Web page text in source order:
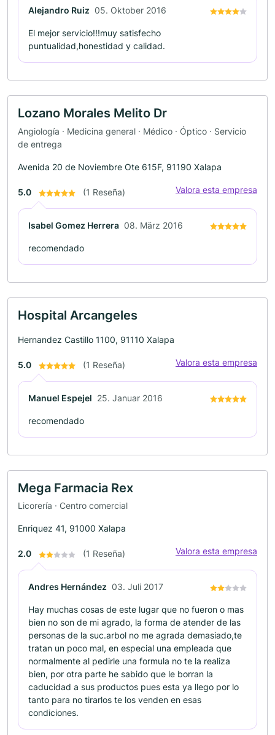
Alejandro Ruiz 05. Oktober 2016
El mejor servicio!!!muy satisfecho
puntualidad,honestidad y calidad.
Lozano Morales Melito Dr
Angiología · Medicina general · Médico · Óptico · Servicio
de entrega
Avenida 20 de Noviembre Ote 615F, 91190 Xalapa
5.0 (1 Reseña) Valora esta empresa
Isabel Gomez Herrera 08. März 2016
recomendado
Hospital Arcangeles
Hernandez Castillo 1100, 91110 Xalapa
5.0 (1 Reseña) Valora esta empresa
Manuel Espejel 25. Januar 2016
recomendado
Mega Farmacia Rex
Licorería · Centro comercial
Enriquez 41, 91000 Xalapa
2.0 (1 Reseña) Valora esta empresa
Andres Hernández 03. Juli 2017
Hay muchas cosas de este lugar que no fueron o mas
bien no son de mi agrado, la forma de atender de las
personas de la suc.arbol no me agrada demasiado,te
tratan un poco mal, en especial una empleada que
normalmente al pedirle una formula no te la realiza
bien, por otra parte he sabido que le borran la
caducidad a sus productos pues esta ya llego por lo
tanto para no tirarlos te los venden en esas
condiciones.